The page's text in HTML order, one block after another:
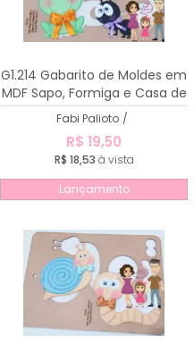
G1.214 Gabarito de Moldes em
MDF Sapo, Formiga e Casa de
Passarinho
Fabi Palioto /
R$ 19,50
R$ 18,53 à vista
Lançamento